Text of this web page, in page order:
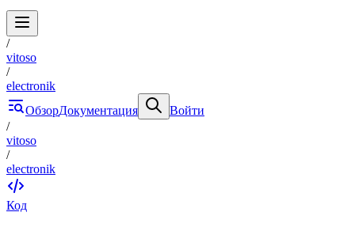
/
vitoso
/
electronik
ОбзорДокументация
Войти
/
vitoso
/
electronik
Код